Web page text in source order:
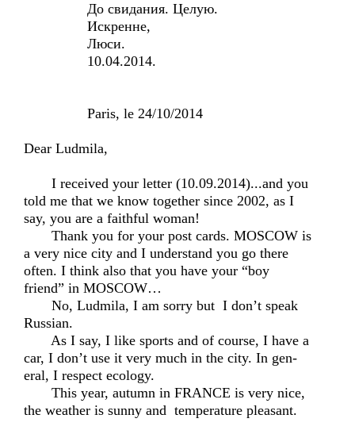
До свидания. Целую.
Искренне,
Люси.
10.04.2014.
Paris, le 24/10/2014
Dear Ludmila,
I received your letter (10.09.2014)...and you
told me that we know together since 2002, as I
say, you are a faithful woman!
Thank you for your post cards. MOSCOW is
a very nice city and I understand you go there
often. I think also that you have your “boy
friend” in MOSCOW…
No, Ludmila, I am sorry but I don’t speak
Russian.
As I say, I like sports and of course, I have a
car, I don’t use it very much in the city. In gen-
eral, I respect ecology.
This year, autumn in FRANCE is very nice,
the weather is sunny and temperature pleasant.